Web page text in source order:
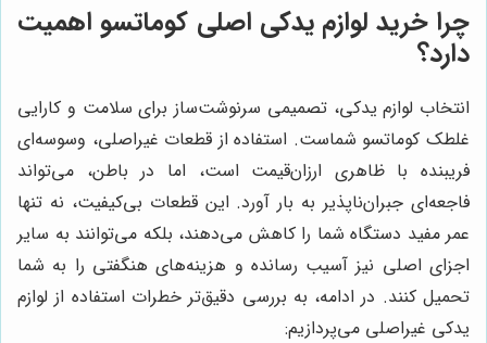
چرا خرید لوازم یدکی اصلی کوماتسو اهمیت
دارد؟
انتخاب لوازم یدکی، تصمیمی سرنوشت‌ساز برای سلامت و کارایی
غلطک کوماتسو شماست. استفاده از قطعات غیراصلی، وسوسه‌ای
فریبنده با ظاهری ارزان‌قیمت است، اما در باطن، می‌تواند
فاجعه‌ای جبران‌ناپذیر به بار آورد. این قطعات بی‌کیفیت، نه تنها
عمر مفید دستگاه شما را کاهش می‌دهند، بلکه می‌توانند به سایر
اجزای اصلی نیز آسیب رسانده و هزینه‌های هنگفتی را به شما
تحمیل کنند. در ادامه، به بررسی دقیق‌تر خطرات استفاده از لوازم
یدکی غیراصلی می‌پردازیم: